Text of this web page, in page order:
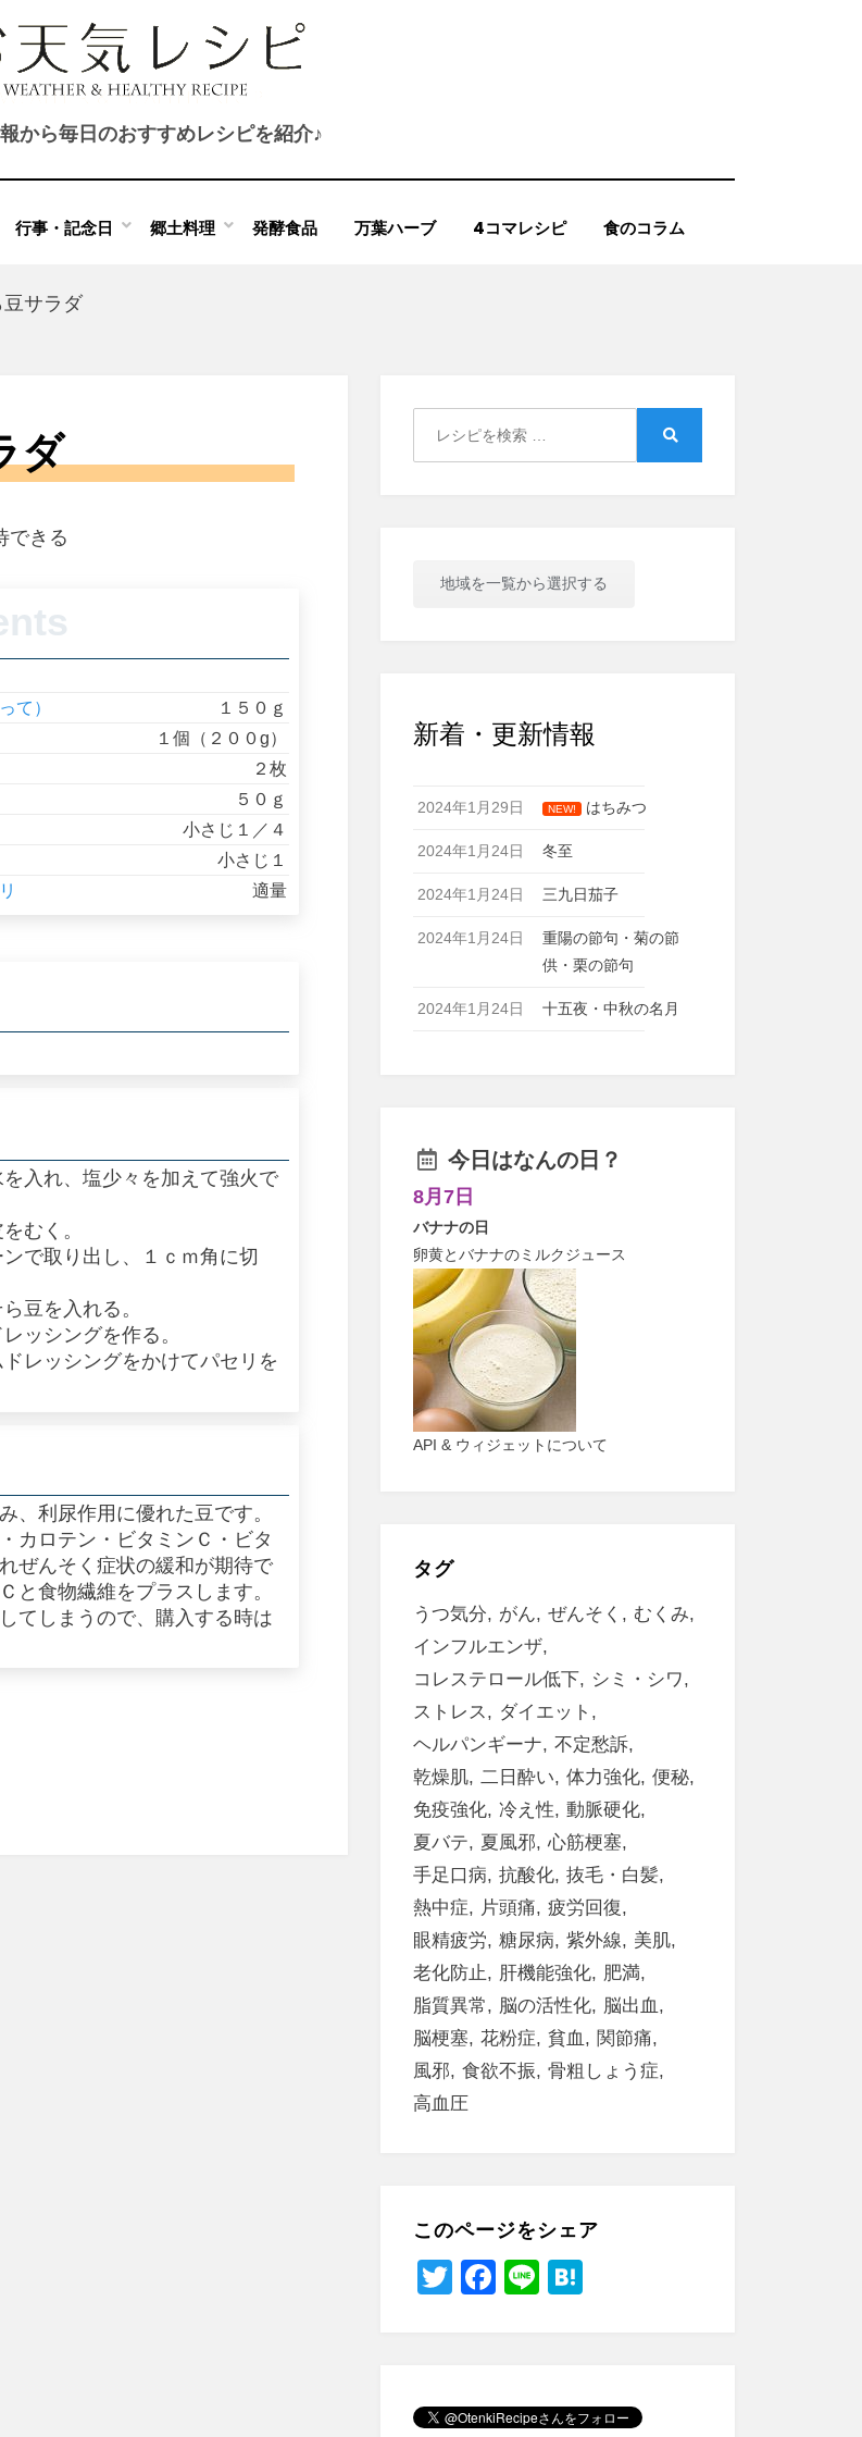
から毎日のおすすめレシピを紹介♪
行事・記念日 郷土料理 発酵食品 万葉ハーブ 4コマレシピ 食のコラム
豆サラダ
ダ
できる
て）
１５０ｇ
１個（２００g）
２枚
５０ｇ
小さじ１／４
小さじ１
適量
入れ、塩少々を加えて強火で
むく。
で取り出し、１ｃｍ角に切
豆を入れる。
ッシングを作る。
レッシングをかけてパセリを
、利尿作用に優れた豆です。
カロテン・ビタミンＣ・ビタ
ぜんそく症状の緩和が期待で
と食物繊維をプラスします。
てしまうので、購入する時は
地域を一覧から選択する
新着・更新情報
2024年1月29日 NEW! はちみつ
2024年1月24日 冬至
2024年1月24日 三九日茄子
2024年1月24日
重陽の節句・菊の節
供・栗の節句
2024年1月24日 十五夜・中秋の名月
今日はなんの日？
8月7日
バナナの日
卵黄とバナナのミルクジュース
API & ウィジェットについて
タグ
うつ気分 がん ぜんそく
むくみ
インフルエンザ
コレステロール低下
シミ・シワ
ストレス
ダイエット
ヘルパンギーナ
不定愁訴
乾燥肌 二日酔い 体力強化 便秘
免疫強化 冷え性
動脈硬化
夏バテ
夏風邪
心筋梗塞
手足口病
抗酸化 抜毛・白髪
熱中症
片頭痛
疲労回復
眼精疲労
糖尿病 紫外線
美肌
老化防止
肝機能強化
肥満
脂質異常
脳の活性化
脳出血
脳梗塞
花粉症 貧血
関節痛
風邪
食欲不振
骨粗しょう症
高血圧
このページをシェア
T
F
b
Li
a